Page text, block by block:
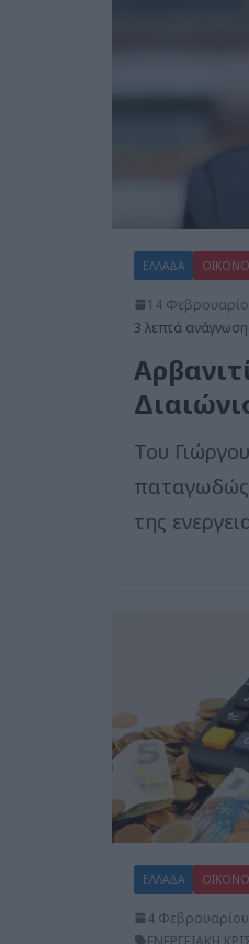
ΕΛΛΑΔΑ
14
3 λεπτά
Του
παταγωδώς
της
ΕΛΛΑΔΑ
4